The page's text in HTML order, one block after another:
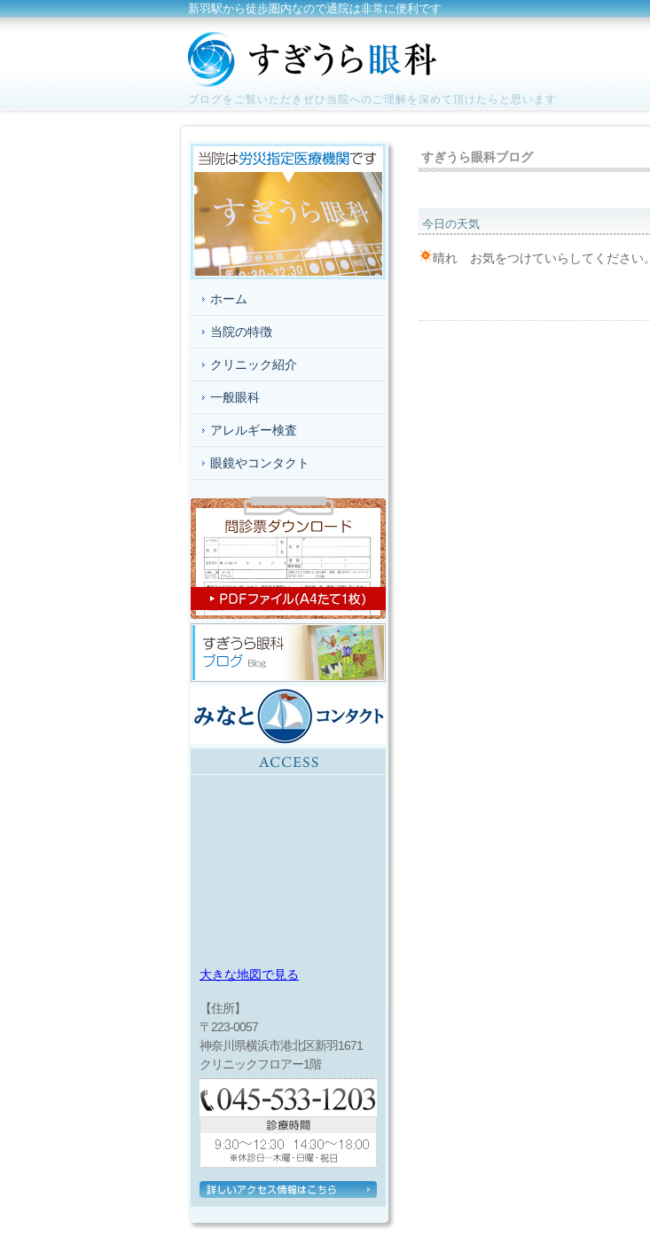
新羽駅から徒歩圏内なので通院は非常に便利です
ブログをご覧いただきぜひ当院へのご理解を深めて頂けたらと思います
すぎうら眼科ブログ
今日の天気
晴れ お気をつけていらしてください。
ホーム
当院の特徴
クリニック紹介
一般眼科
アレルギー検査
眼鏡やコンタクト
大きな地図で見る
【住所】
〒223-0057
神奈川県横浜市港北区新羽1671
クリニックフロアー1階